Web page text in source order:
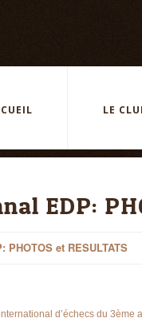
LE
EDP:
et RESULTATS
d’échecs du